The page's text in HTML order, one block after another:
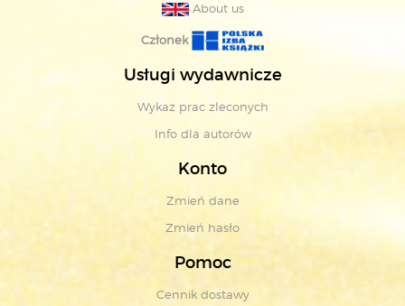
About us
Członek
Usługi wydawnicze
Wykaz prac zleconych
Info dla autorów
Konto
Zmień dane
Zmień hasło
Pomoc
Cennik dostawy